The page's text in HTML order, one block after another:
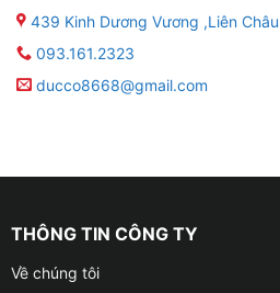
439 Kinh Dương Vương ,Liên
093.161.2323
ducco8668@gmail.com
THÔNG TIN CÔNG TY
Về chúng tôi